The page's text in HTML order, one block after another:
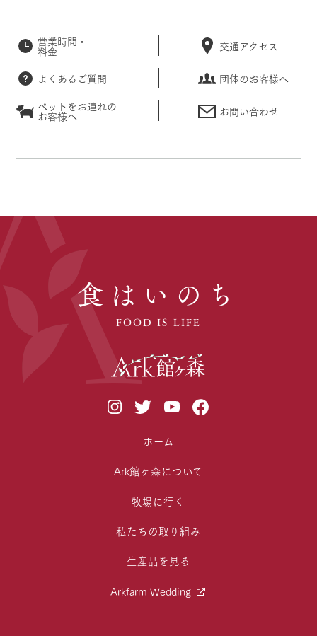
営業時間・
料金 交通アクセス
よくあるご質問
団体のお客様へ
ペットをお連れの
お客様へ お問い合わせ
食はいのち
FOOD IS LIFE
ホーム
Ark館ヶ森について
牧場に行く
私たちの取り組み
生産品を見る
Arkfarm Wedding